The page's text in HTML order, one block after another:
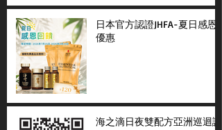
日本官方認證JHFA-夏日感恩
優惠
海之滴日夜雙配方亞洲巡迴講